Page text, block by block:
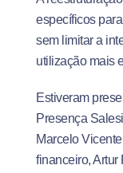
específicos
sem limitar a
utilização mais
Estiveram
Presença
Marcelo
financeiro,